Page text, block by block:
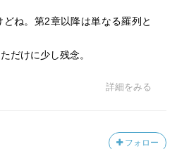
ね。第2章以降は単なる羅列と
だけに少し残念。
詳細をみる
フォロー